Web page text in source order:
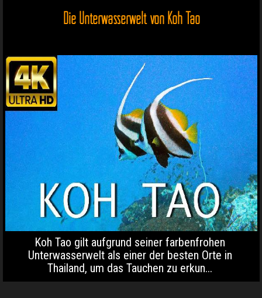
Die Unterwasserwelt von Koh Tao
Koh Tao gilt aufgrund seiner farbenfrohen
Unterwasserwelt als einer der besten Orte in
Thailand, um das Tauchen zu erkun...